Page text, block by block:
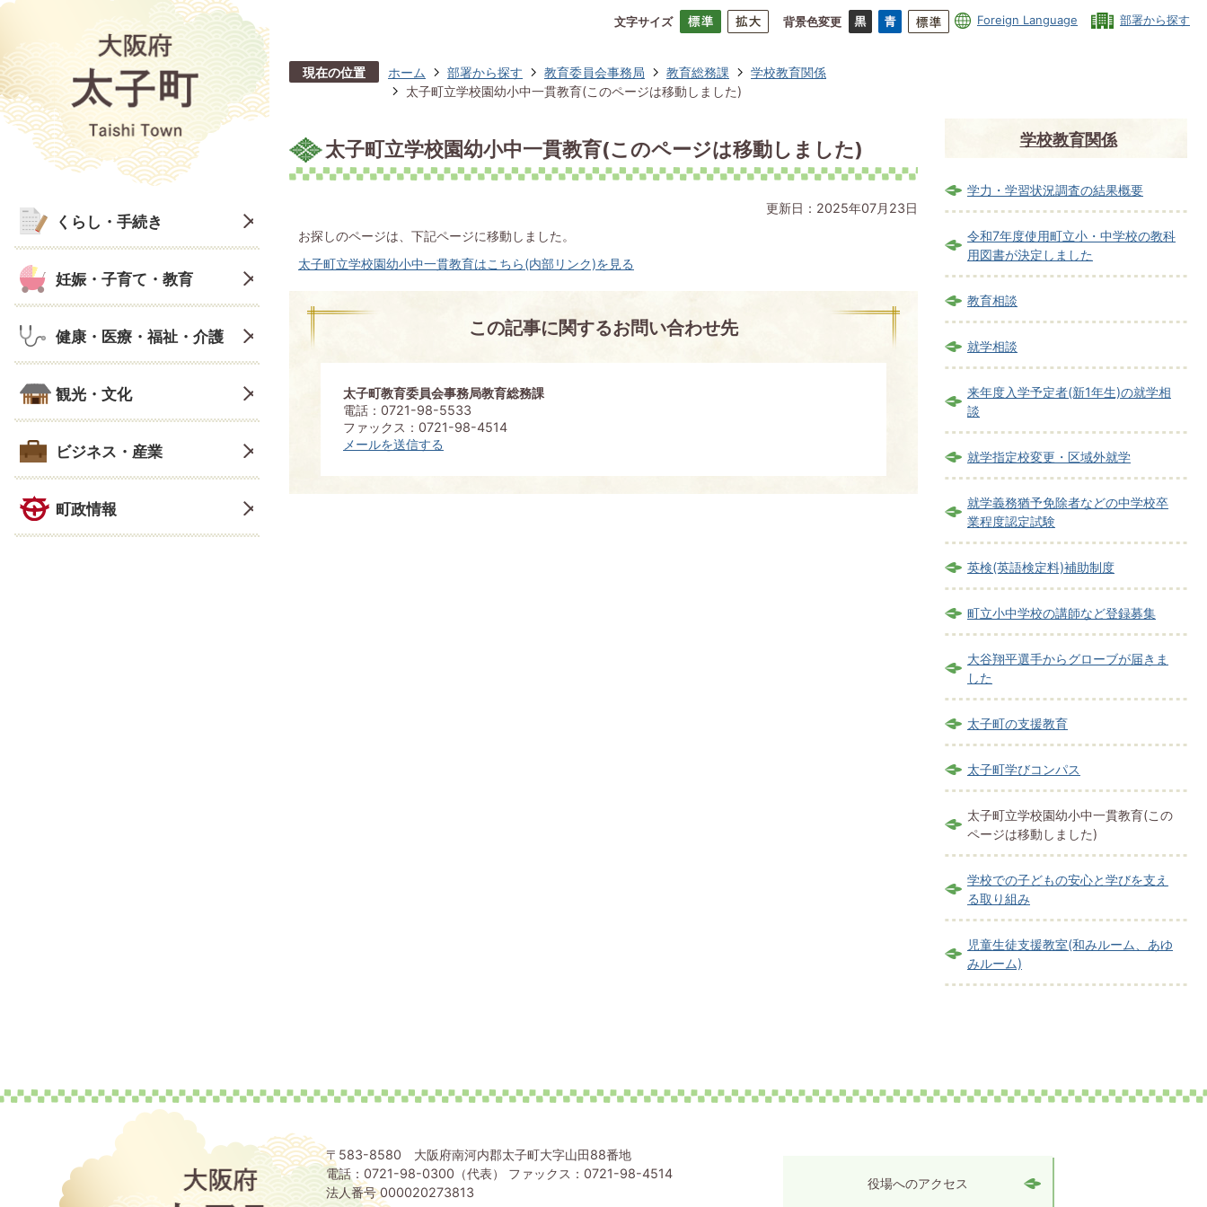
文字サイズ 背景色変更 Foreign Language 部署から探す
くらし・手続き
妊娠・子育て・教育
健康・医療・福祉・介護
観光・文化
ビジネス・産業
町政情報
現在の位置 ホーム 部署から探す 教育委員会事務局 教育総務課
学校教育関係
太子町立学校園幼小中一貫教育(このページは移動しました)
太子町立学校園幼小中一貫教育(このページは移動しました)
更新日：2025年07月23日
お探しのページは、下記ページに移動しました。
太子町立学校園幼小中一貫教育はこちら(内部リンク)を見る
この記事に関するお問い合わせ先
太子町教育委員会事務局教育総務課
電話：0721-98-5533
ファックス：0721-98-4514
メールを送信する
学校教育関係
学力・学習状況調査の結果概要
令和7年度使用町立小・中学校の教科
用図書が決定しました
教育相談
就学相談
来年度入学予定者(新1年生)の就学相
談
就学指定校変更・区域外就学
就学義務猶予免除者などの中学校卒
業程度認定試験
英検(英語検定料)補助制度
町立小中学校の講師など登録募集
大谷翔平選手からグローブが届きま
した
太子町の支援教育
太子町学びコンパス
太子町立学校園幼小中一貫教育(この
ページは移動しました)
学校での子どもの安心と学びを支え
る取り組み
児童生徒支援教室(和みルーム、あゆ
みルーム)
〒583-8580 大阪府南河内郡太子町大字山田88番地
電話：0721-98-0300（代表） ファックス：0721-98-4514
法人番号 000020273813
役場へのアクセス